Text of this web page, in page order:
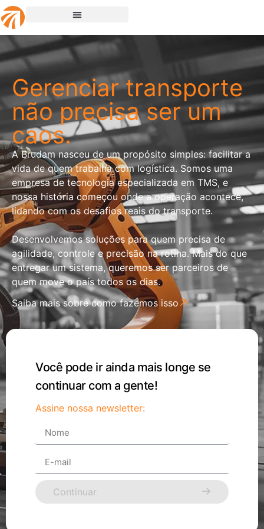
Gerenciar transporte
não precisa ser um
caos.
A Brudam nasceu de um propósito simples: facilitar a
vida de quem trabalha com logística. Somos uma
empresa de tecnologia especializada em TMS, e
nossa história começou onde a operação acontece,
lidando com os desafios reais do transporte.
Desenvolvemos soluções para quem precisa de
agilidade, controle e precisão na rotina. Mais do que
entregar um sistema, queremos ser parceiros de
quem move o país todos os dias.
Saiba mais sobre como fazemos isso
Você pode ir ainda mais longe se
continuar com a gente!
Assine nossa newsletter:
Continuar